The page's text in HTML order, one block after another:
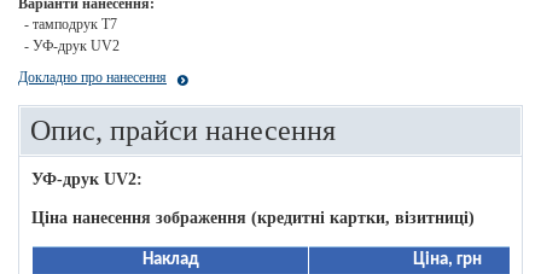
Варіанти нанесення:
- тамподрук T7
- УФ-друк UV2
Докладно про нанесення
Опис, прайси нанесення
УФ-друк UV2:
Ціна нанесення зображення (кредитні картки, візитниці)
Наклад
Ціна, грн